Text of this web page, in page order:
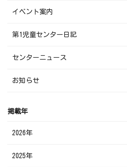
イベント案内
第1児童センター日記
センターニュース
お知らせ
掲載年
2026年
2025年